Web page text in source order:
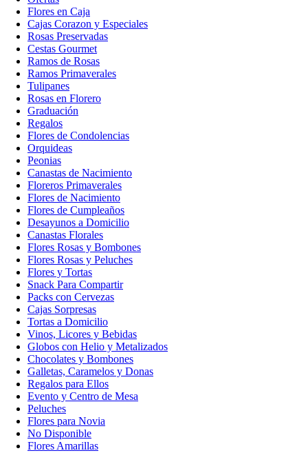
Flores en Caja
Cajas Corazon y Especiales
Rosas Preservadas
Cestas Gourmet
Ramos de Rosas
Ramos Primaverales
Tulipanes
Rosas en Florero
Graduación
Regalos
Flores de Condolencias
Orquideas
Peonias
Canastas de Nacimiento
Floreros Primaverales
Flores de Nacimiento
Flores de Cumpleaños
Desayunos a Domicilio
Canastas Florales
Flores Rosas y Bombones
Flores Rosas y Peluches
Flores y Tortas
Snack Para Compartir
Packs con Cervezas
Cajas Sorpresas
Tortas a Domicilio
Vinos, Licores y Bebidas
Globos con Helio y Metalizados
Chocolates y Bombones
Galletas, Caramelos y Donas
Regalos para Ellos
Evento y Centro de Mesa
Peluches
Flores para Novia
No Disponible
Flores Amarillas